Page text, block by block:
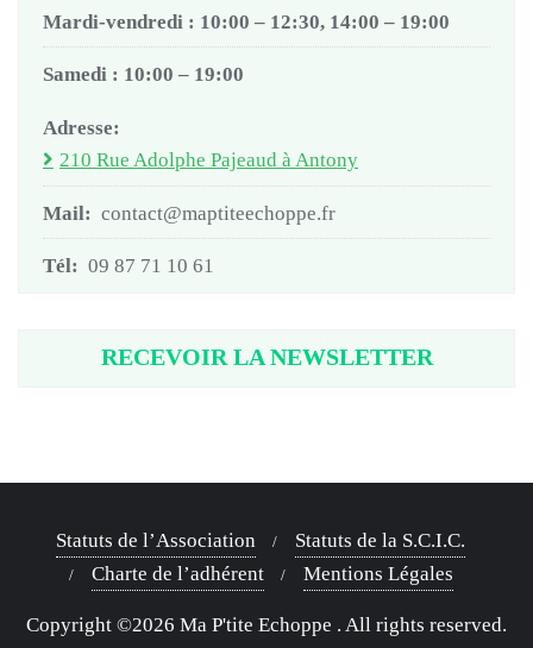
Mardi-vendredi : 10:00 – 12:30, 14:00 – 19:00
Samedi : 10:00 – 19:00
Adresse:
210 Rue Adolphe Pajeaud à Antony
Mail: contact@maptiteechoppe.fr
Tél: 09 87 71 10 61
RECEVOIR LA NEWSLETTER
Statuts de l’Association
Statuts de la S.C.I.C.
Charte de l’adhérent
Mentions Légales
Copyright ©2026 Ma P'tite Echoppe . All rights reserved.